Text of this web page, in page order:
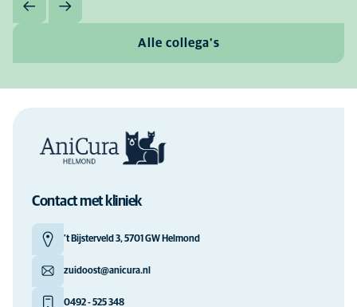
Alle collega's
Contact met kliniek
’t Bijsterveld 3, 5701 GW Helmond
zuidoost@anicura.nl
0492 - 525 348